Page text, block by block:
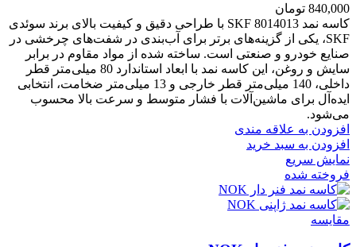
840,000 تومان
کاسه نمد 8014013 SKF با طراحی دقیق و کیفیت بالای برند سوئدی
SKF، یکی از گزینه‌های برتر برای آب‌بندی در شفت‌های چرخشی در
صنایع خودرو و صنعتی است. ساخته شده از مواد مقاوم در برابر
سایش و روغن، این کاسه نمد با ابعاد استاندارد 80 میلی‌متر قطر
داخلی، 140 میلی‌متر قطر خارجی و 13 میلی‌متر ضخامت، انتخابی
ایده‌آل برای ماشین‌آلات با فشار متوسط و سرعت بالا محسوب
می‌شود.
افزودن به علاقه مندی
افزودن به سبد خرید
نمایش سریع
فروخته شده
مقايسه